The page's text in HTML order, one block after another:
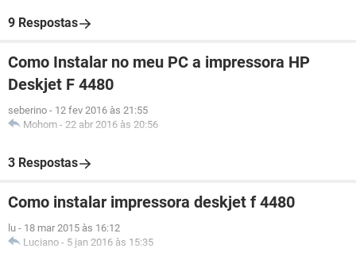
9 Respostas
Como Instalar no meu PC a impressora HP
Deskjet F 4480
seberino - 12 fev 2016 às 21:55
Mohom - 22 abr 2016 às 20:56
3 Respostas
Como instalar impressora deskjet f 4480
lu - 18 mar 2015 às 16:12
Luciano - 5 jan 2016 às 15:35